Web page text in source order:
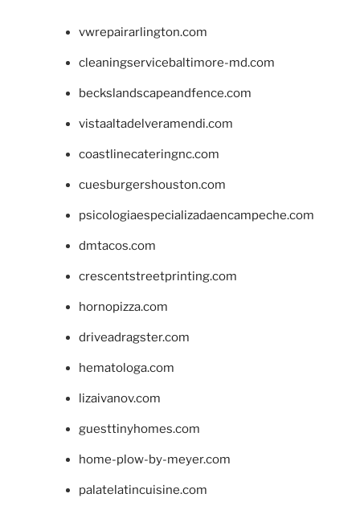
vwrepairarlington.com
cleaningservicebaltimore-md.com
beckslandscapeandfence.com
vistaaltadelveramendi.com
coastlinecateringnc.com
cuesburgershouston.com
psicologiaespecializadaencampeche.com
dmtacos.com
crescentstreetprinting.com
hornopizza.com
driveadragster.com
hematologa.com
lizaivanov.com
guesttinyhomes.com
home-plow-by-meyer.com
palatelatincuisine.com